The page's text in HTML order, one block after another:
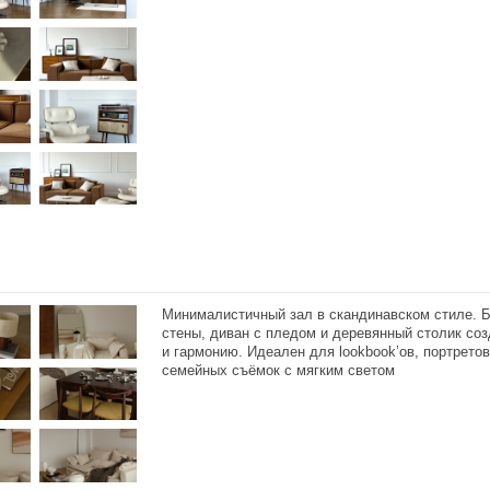
Минималистичный зал в скандинавском стиле.
стены, диван с пледом и деревянный столик
и гармонию. Идеален для lookbook’ов,
семейных съёмок с мягким светом